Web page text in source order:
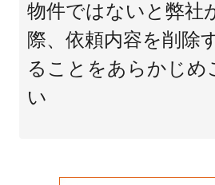
物件ではないと弊社
際、依頼内容を削除
ることをあらかじめ
い